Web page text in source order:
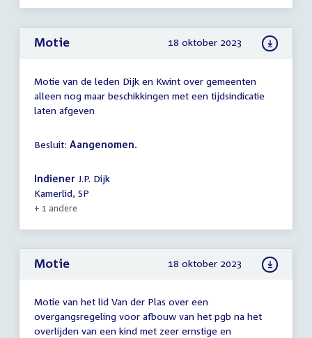
Motie 18 oktober 2023
Motie van de leden Dijk en Kwint over gemeenten
alleen nog maar beschikkingen met een tijdsindicatie
laten afgeven
Besluit: Aangenomen.
Indiener J.P. Dijk
Kamerlid, SP
+ 1 andere
Motie 18 oktober 2023
Motie van het lid Van der Plas over een
overgangsregeling voor afbouw van het pgb na het
overlijden van een kind met zeer ernstige en